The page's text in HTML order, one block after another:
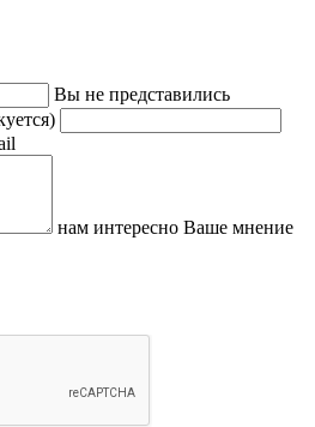
Вы не представились
нам интересно Ваше мнение